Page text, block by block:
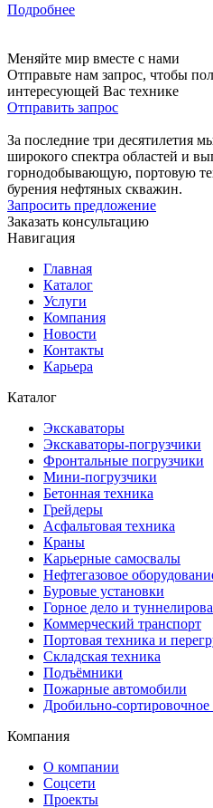
Подробнее
Меняйте мир вместе с нами
Отправьте нам запрос, чтобы
интересующей Вас технике
Отправить запрос
За последние три десятилетия
широкого спектра областей и
горнодобывающую, портовую
бурения нефтяных скважин.
Запросить предложение
Заказать консультацию
Навигация
Главная
Каталог
Услуги
Компания
Новости
Контакты
Карьера
Каталог
Экскаваторы
Экскаваторы-погрузчики
Фронтальные погрузчики
Мини-погрузчики
Бетонная техника
Грейдеры
Асфальтовая техника
Краны
Карьерные самосвалы
Нефтегазовое
Буровые установки
Горное дело и
Коммерческий транспорт
Портовая техника и
Складская техника
Подъёмники
Пожарные автомобили
Дробильно-сортировочное
Компания
О компании
Соцсети
Проекты